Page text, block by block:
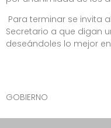
Para terminar se invita
Secretario a que digan
deseándoles lo mejor
LA
GOBIERNO